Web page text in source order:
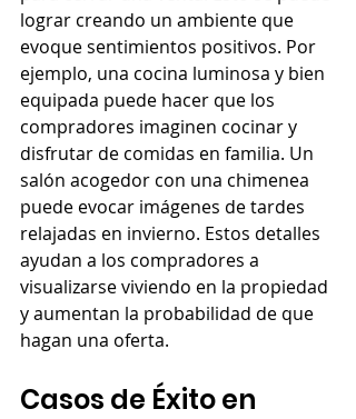
lograr creando un ambiente que
evoque sentimientos positivos. Por
ejemplo, una cocina luminosa y bien
equipada puede hacer que los
compradores imaginen cocinar y
disfrutar de comidas en familia. Un
salón acogedor con una chimenea
puede evocar imágenes de tardes
relajadas en invierno. Estos detalles
ayudan a los compradores a
visualizarse viviendo en la propiedad
y aumentan la probabilidad de que
hagan una oferta.
Casos de Éxito en